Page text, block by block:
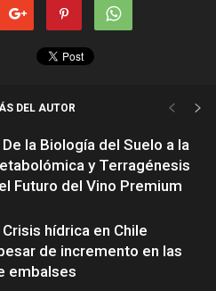
DEL AUTOR
la Biología del Suelo a la
y Terragénesis
Futuro del Vino Premium
hídrica en Chile
de incremento en las
embalses